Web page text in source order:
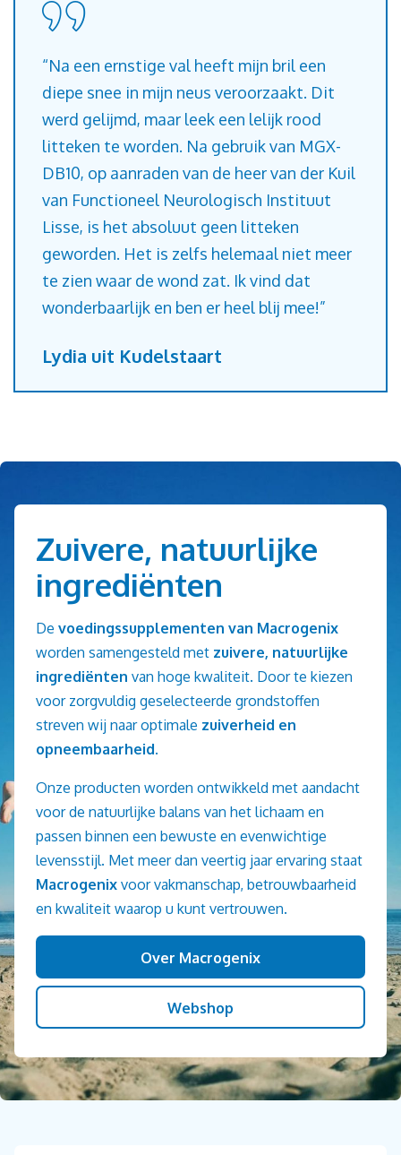
“Na een ernstige val heeft mijn bril een
diepe snee in mijn neus veroorzaakt. Dit
werd gelijmd, maar leek een lelijk rood
litteken te worden. Na gebruik van MGX-
DB10, op aanraden van de heer van der Kuil
van Functioneel Neurologisch Instituut
Lisse, is het absoluut geen litteken
geworden. Het is zelfs helemaal niet meer
te zien waar de wond zat. Ik vind dat
wonderbaarlijk en ben er heel blij mee!”
Lydia uit Kudelstaart
Zuivere, natuurlijke
ingrediënten
De voedingssupplementen van Macrogenix
worden samengesteld met zuivere, natuurlijke
ingrediënten van hoge kwaliteit. Door te kiezen
voor zorgvuldig geselecteerde grondstoffen
streven wij naar optimale zuiverheid en
opneembaarheid.
Onze producten worden ontwikkeld met aandacht
voor de natuurlijke balans van het lichaam en
passen binnen een bewuste en evenwichtige
levensstijl. Met meer dan veertig jaar ervaring staat
Macrogenix voor vakmanschap, betrouwbaarheid
en kwaliteit waarop u kunt vertrouwen.
Over Macrogenix
Webshop